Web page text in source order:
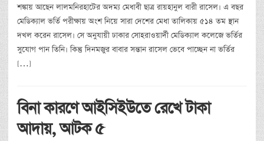
শঙ্কায় আছেন লালমনিরহাটের অদম্য মেধাবী ছাত্র রায়হানুল বারী রাসেল। এ বছর
মেডিক্যাল ভর্তি পরীক্ষায় অংশ নিয়ে সারা দেশের মেধা তালিকায় ৫১৪ তম স্থান
দখল করেন রাসেল। সে অনুযায়ী ঢাকার সোহরাওয়ার্দী মেডিক্যাল কলেজে ভর্তির
সুযোগ পান তিনি। কিন্তু দিনমজুর বাবার সন্তান রাসেল ভেবে পাচ্ছেন না ভর্তির
[…]
বিনা কারণে আইসিইউতে রেখে টাকা
আদায়, আটক ৫